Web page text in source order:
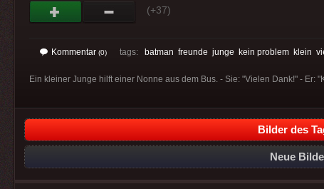
(+37)
Kommentar (0) tags: batman freunde junge kein problem klein
Ein kleiner Junge hilft einer Nonne aus dem Bus. - Sie: "Vielen Dank!" - Er:
Bilder des
Neue